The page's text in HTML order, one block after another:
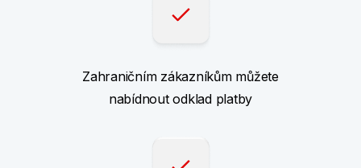
Zahraničním zákazníkům můžete
nabídnout odklad platby